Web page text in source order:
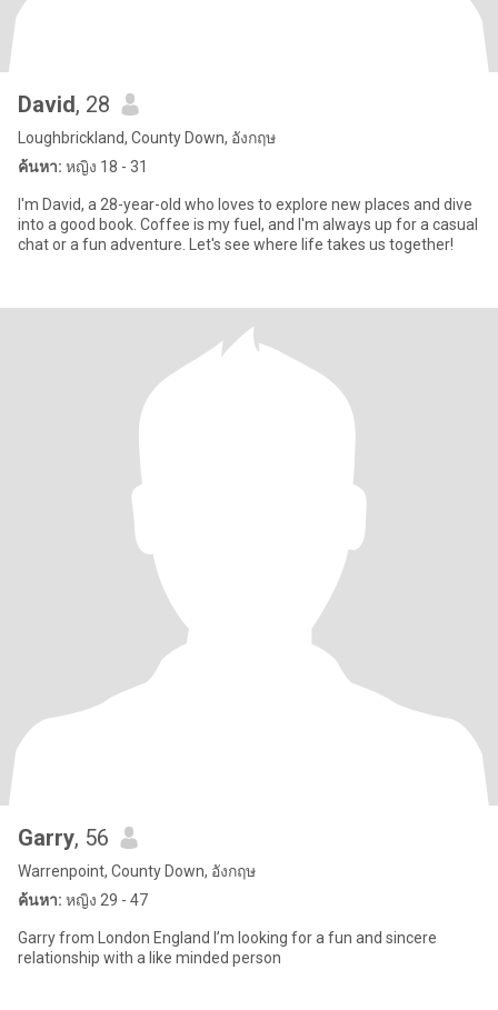
David, 28
Loughbrickland, County Down, อังกฤษ
ค้นหา: หญิง 18 - 31
I'm David, a 28-year-old who loves to explore new places and dive
into a good book. Coffee is my fuel, and I'm always up for a casual
chat or a fun adventure. Let's see where life takes us together!
Garry, 56
Warrenpoint, County Down, อังกฤษ
ค้นหา: หญิง 29 - 47
Garry from London England I’m looking for a fun and sincere
relationship with a like minded person